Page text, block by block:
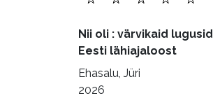
Nii oli : värvikaid lugusid
Eesti lähiajaloost
Ehasalu, Jüri
2026